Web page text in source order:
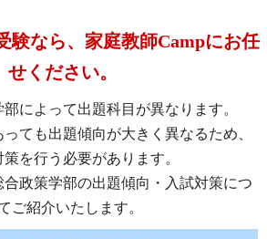
験なら、家庭教師Campにお任
せください。
によって出題科目が異なります。
ても出題傾向が大きく異なるため、
を行う必要があります。
政策学部の出題傾向・入試対策につ
ご紹介いたします。